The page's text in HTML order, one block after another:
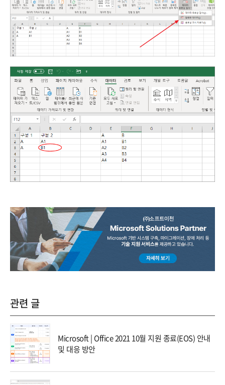
관련 글
Microsoft | Office 2021 10월 지원 종료(EOS) 안내
및 대응 방안